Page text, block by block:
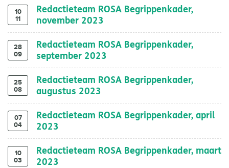
10
11
Redactieteam ROSA Begrippenkader,
november 2023
28
09
Redactieteam ROSA Begrippenkader,
september 2023
25
08
Redactieteam ROSA Begrippenkader,
augustus 2023
07
04
Redactieteam ROSA Begrippenkader, april
2023
10
03
Redactieteam ROSA Begrippenkader, maart
2023